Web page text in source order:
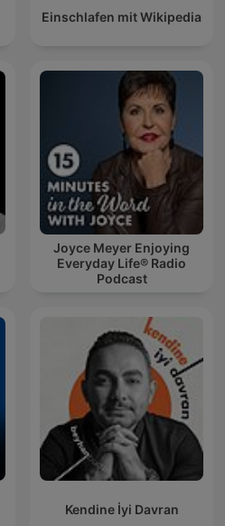
Einschlafen mit Wikipedia
Joyce Meyer Enjoying
Everyday Life® Radio
Podcast
Kendine İyi Davran